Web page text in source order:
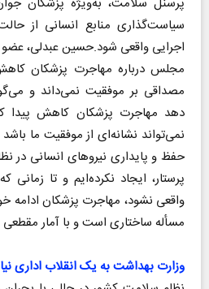
سیاست‌گذاری منابع انسانی از
اجرایی واقعی شود.حسین عبدلی،
مجلس درباره مهاجرت پزشکان
مصداقی بر موفقیت نمی‌داند و
دهد مهاجرت پزشکان کاهش پیدا
نمی‌تواند نشانه‌ای از موفقیت ما
حفظ و پایداری نیروهای انسانی
پرستار، ایجاد نکرده‌ایم و تا
واقعی نشود، مهاجرت پزشکان
مسأله ساختاری است و با آمار
وزارت بهداشت به یک انقلاب اداری